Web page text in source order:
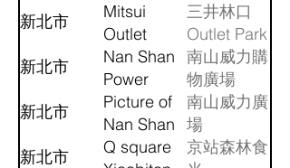
新北市
Mitsui
Outlet
Park
Linkou
三井林口
Outlet Park
新北市
Nan Shan
Power
Center
南山威力購
物廣場
新北市
Picture of
Nan Shan
Power
南山威力廣
場
新北市
Q square
京站森林食